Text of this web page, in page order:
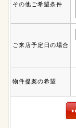
その他ご希望条件
ご来店予定日の場合
物件提案の希望